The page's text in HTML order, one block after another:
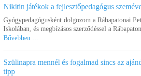
Kosárba
Nikitin játékok a fejlesztőpedagógus
Gyógypedagógusként dolgozom a Rábapatonai
Iskolában, és megbízásos szerződéssel a
Bővebben ...
Szülinapra mennél és fogalmad sincs az
tipp